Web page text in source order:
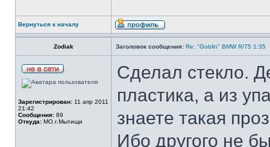
Вернуться к началу
Zodiak Заголовок сообщения: Re: "Goblin" BMW R/75 1:35
Зарегистрирован: 11 апр 2011
21:42
Сообщения: 89
Откуда: МО.г.Мытищи
Сделал стекло.
пластика, а из
знаете такая
Ибо другого не